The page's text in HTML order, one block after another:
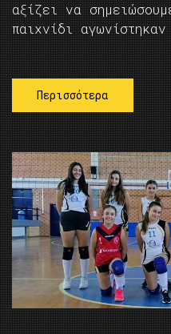
αξίζει να
παιχνίδι αγωνίστηκαν
Περισσότερα